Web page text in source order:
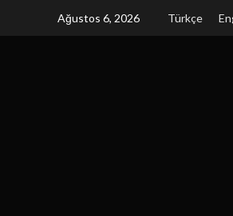
Ağustos 6, 2026 Türkçe